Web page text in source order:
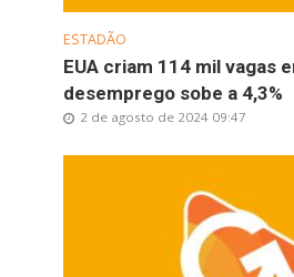
ESTADÃO
EUA criam 114 mil vagas
desemprego sobe a 4,3%
2 de agosto de 2024 09:47